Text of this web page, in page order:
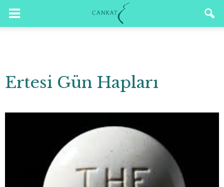
Ertesi Gün Hapları